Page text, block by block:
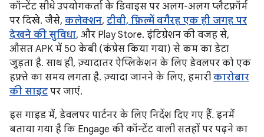
कॉन्टेंट सीधे उपयोगकर्ता के डिवाइस पर अलग-अलग प्लैटफ़ॉर्म
पर दिखे. जैसे, कलेक्शन, टीवी, फ़िल्में वगैरह एक ही जगह पर
देखने की सुविधा, और Play Store. इंटिग्रेशन की वजह से,
औसत APK में 50 केबी (कंप्रेस किया गया) से कम का डेटा
जुड़ता है. साथ ही, ज़्यादातर ऐप्लिकेशन के लिए डेवलपर को एक
हफ़्ते का समय लगता है. ज़्यादा जानने के लिए, हमारी कारोबार
की साइट पर जाएं.
इस गाइड में, डेवलपर पार्टनर के लिए निर्देश दिए गए हैं. इनमें
बताया गया है कि Engage की कॉन्टेंट वाली सतहों पर पढ़ने का